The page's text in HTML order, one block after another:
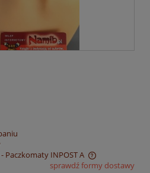
- Paczkomaty INPOST A
kosztów płatności
sprawdź formy dostawy